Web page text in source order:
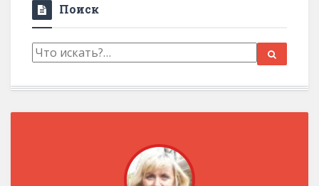
Поиск